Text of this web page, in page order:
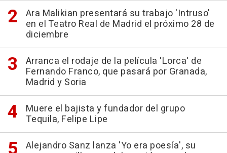
Ara Malikian presentará su trabajo 'Intruso'
en el Teatro Real de Madrid el próximo 28 de
diciembre
Arranca el rodaje de la película 'Lorca' de
Fernando Franco, que pasará por Granada,
Madrid y Soria
Muere el bajista y fundador del grupo
Tequila, Felipe Lipe
Alejandro Sanz lanza 'Yo era poesía', su